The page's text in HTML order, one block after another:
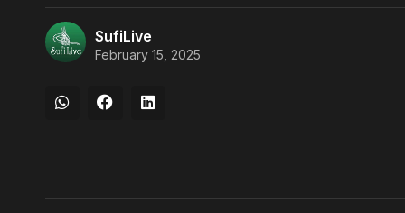
SufiLive
February 15, 2025